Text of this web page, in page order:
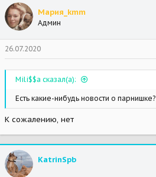
Мария_kmm
Админ
26.07.2020
Mili$$a сказал(а):
Есть какие-нибудь новости о парнишке?
К сожалению, нет
KatrinSpb